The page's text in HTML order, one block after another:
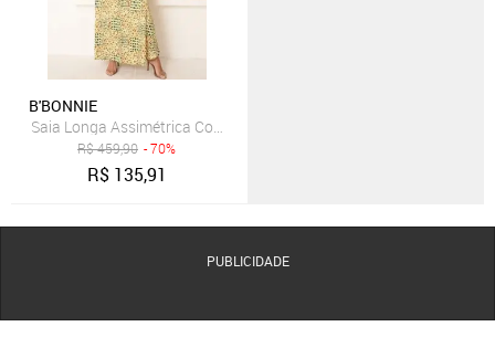
B'BONNIE
Saia Longa Assimétrica Com Bolsos B’Bonnie Úrsula Floral Laranja
R$459,90 - 70%
R$ 135,91
PUBLICIDADE